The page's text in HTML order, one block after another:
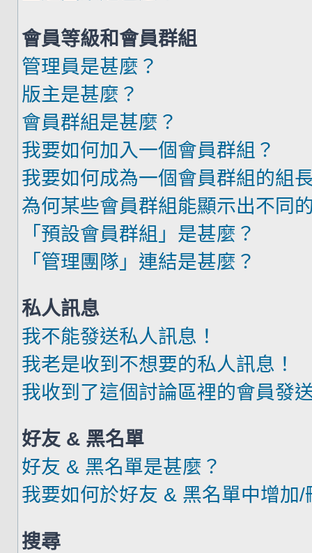
會員等級和會員群組
管理員是甚麼？
版主是甚麼？
會員群組是甚麼？
我要如何加入一個會員群組？
我要如何成為一個會員群組的組
為何某些會員群組能顯示出不同
「預設會員群組」是甚麼？
「管理團隊」連結是甚麼？
私人訊息
我不能發送私人訊息！
我老是收到不想要的私人訊息！
我收到了這個討論區裡的會員發
好友 & 黑名單
好友 & 黑名單是甚麼？
我要如何於好友 & 黑名單中增加/
搜尋